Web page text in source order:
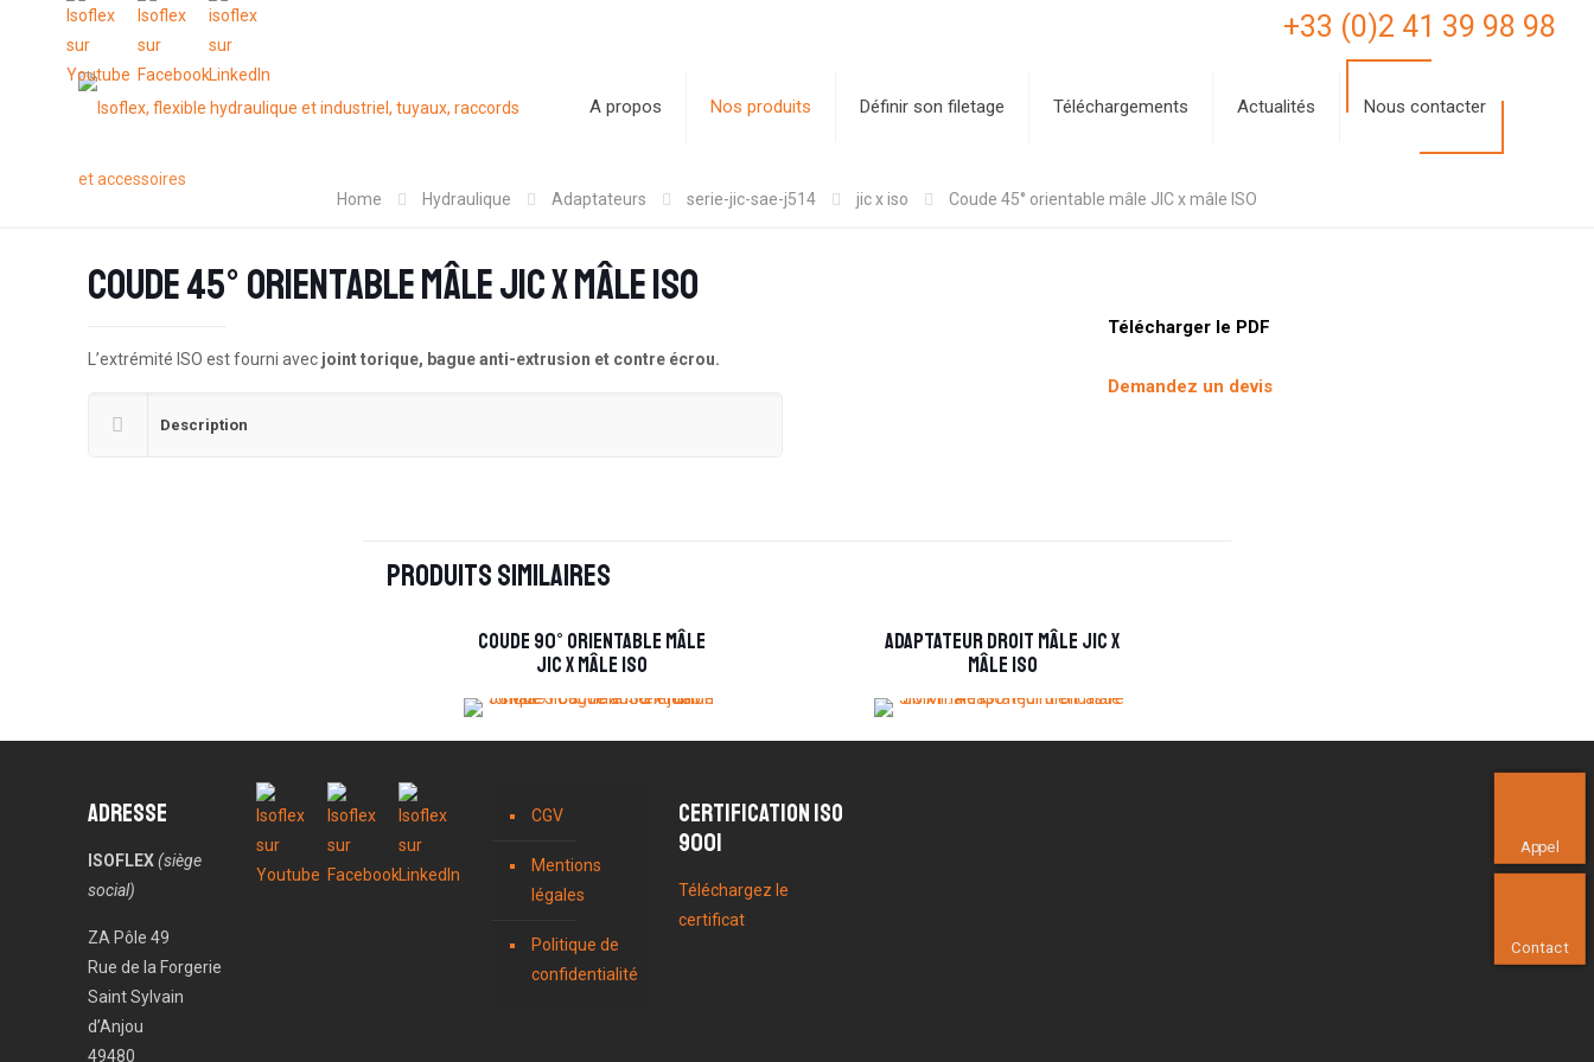
+33 (0)2 41 39 98 98
A propos Nos produits Définir son filetage Téléchargements Actualités Nous contacter
Home Hydraulique Adaptateurs serie-jic-sae-j514 jic x iso Coude 45° orientable mâle JIC x mâle ISO
Télécharger le PDF
Demandez un devis
Coude 45° orientable mâle JIC x mâle ISO
L’extrémité ISO est fourni avec joint torique, bague anti-extrusion et contre écrou.
Description
Produits similaires
Coude 90° orientable mâle
JIC x mâle ISO
Adaptateur droit mâle JIC x
mâle ISO
Adresse
ISOFLEX(siège
social)
ZA Pôle 49
Rue de la Forgerie
Saint Sylvain
d’Anjou
49480
CGV
Mentions
légales
Politique de
confidentialité
Certification ISO
9001
Téléchargez le
certificat
Appel
Contact